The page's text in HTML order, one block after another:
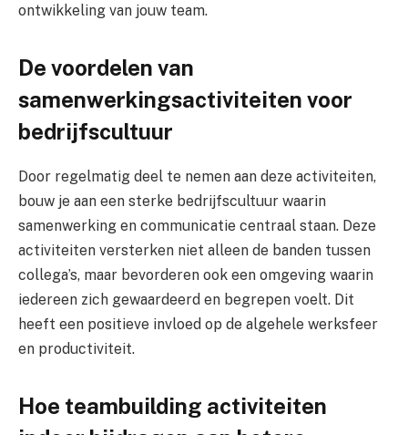
ontwikkeling van jouw team.
De voordelen van
samenwerkingsactiviteiten voor
bedrijfscultuur
Door regelmatig deel te nemen aan deze activiteiten,
bouw je aan een sterke bedrijfscultuur waarin
samenwerking en communicatie centraal staan. Deze
activiteiten versterken niet alleen de banden tussen
collega’s, maar bevorderen ook een omgeving waarin
iedereen zich gewaardeerd en begrepen voelt. Dit
heeft een positieve invloed op de algehele werksfeer
en productiviteit.
Hoe teambuilding activiteiten